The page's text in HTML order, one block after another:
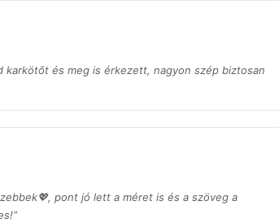
karkötőt és meg is érkezett, nagyon szép biztosan
pont jó lett a méret is és a szöveg a